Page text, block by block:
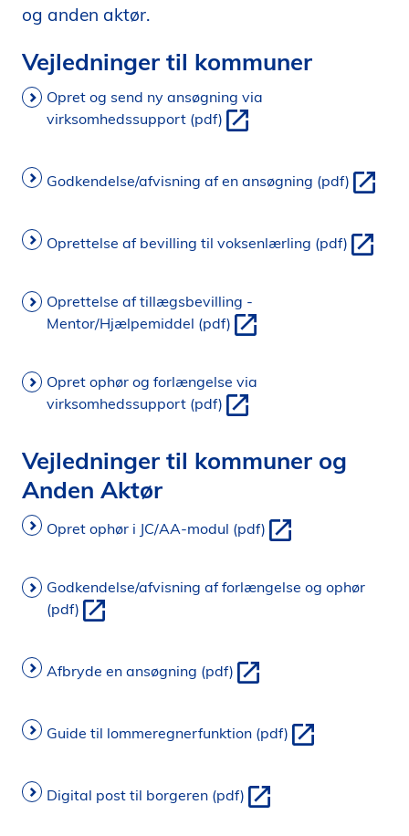
d
n
og anden aktør.
Vejledninger til kommuner
Opret og send ny ansøgning via
virksomhedssupport (pdf)
Godkendelse/afvisning af en ansøgning (pdf)
Oprettelse af bevilling til voksenlærling (pdf)
Oprettelse af tillægsbevilling -
Mentor/Hjælpemiddel (pdf)
Opret ophør og forlængelse via
virksomhedssupport (pdf)
Vejledninger til kommuner og
Anden Aktør
Opret ophør i JC/AA-modul (pdf)
Godkendelse/afvisning af forlængelse og ophør
(pdf)
Afbryde en ansøgning (pdf)
Guide til lommeregnerfunktion (pdf)
Digital post til borgeren (pdf)